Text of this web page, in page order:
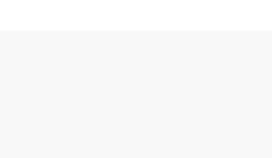
inégalée et établissant une nouvelle